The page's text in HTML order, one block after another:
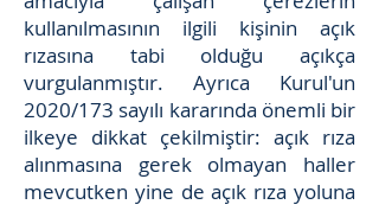
kullanılmasının ilgili kişinin açık
rızasına tabi olduğu açıkça
vurgulanmıştır. Ayrıca Kurul'un
2020/173 sayılı kararında önemli bir
ilkeye dikkat çekilmiştir: açık rıza
alınmasına gerek olmayan haller
mevcutken yine de açık rıza yoluna